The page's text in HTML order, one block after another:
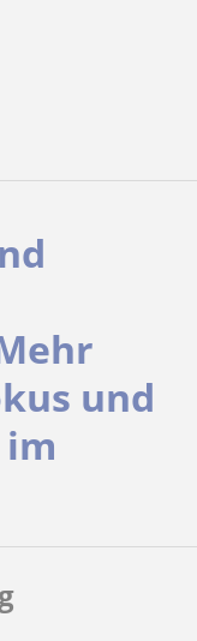
und